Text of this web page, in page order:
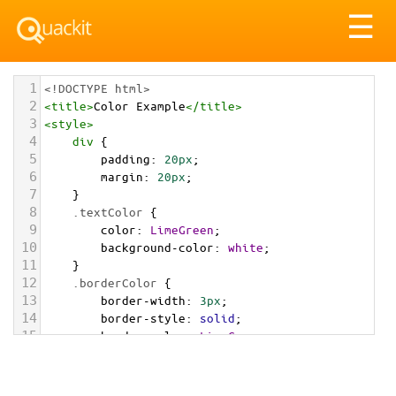
☰
1 <!DOCTYPE html>
2 <title>Color Example</title>
3 <style>
4 div {
5 padding: 20px;
6 margin: 20px;
7 }
8 .textColor {
9 color: LimeGreen;
10 background-color: white;
11 }
12 .borderColor {
13 border-width: 3px;
14 border-style: solid;
15 border-color: LimeGreen;